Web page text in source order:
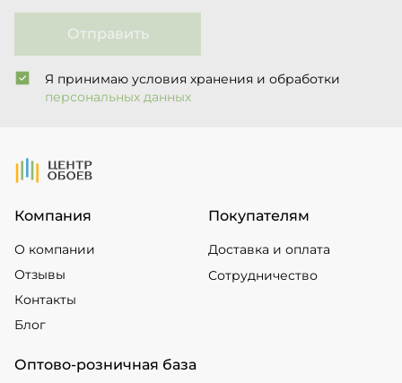
Отправить
Я принимаю условия хранения и обработки
персональных данных
На Главную
Компания
О компании
Отзывы
Контакты
Блог
Покупателям
Доставка и оплата
Сотрудничество
Оптово-розничная база